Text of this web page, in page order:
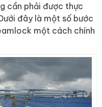
cần phải được thực
đây là một số bước
một cách chính